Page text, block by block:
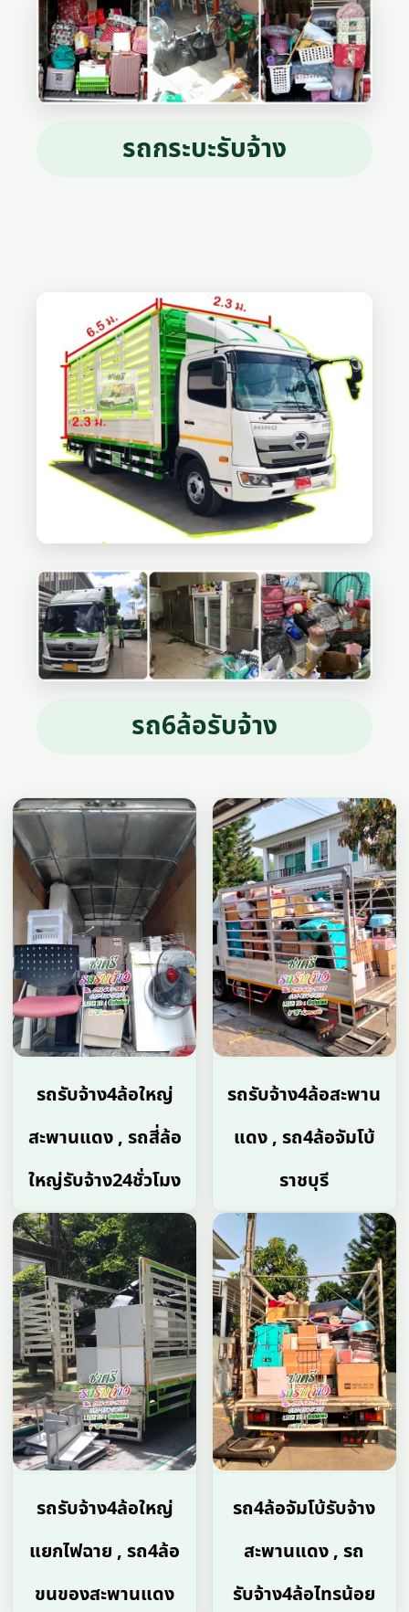
รถกระบะรับจ้าง
รถ6ล้อรับจ้าง
รถรับจ้าง4ล้อใหญ่
สะพานแดง , รถสี่ล้อ
ใหญ่รับจ้าง24ชั่วโมง
รถรับจ้าง4ล้อสะพาน
แดง , รถ4ล้อจัมโบ้
ราชบุรี
รถรับจ้าง4ล้อใหญ่
แยกไฟฉาย , รถ4ล้อ
ขนของสะพานแดง
รถ4ล้อจัมโบ้รับจ้าง
สะพานแดง , รถ
รับจ้าง4ล้อไทรน้อย